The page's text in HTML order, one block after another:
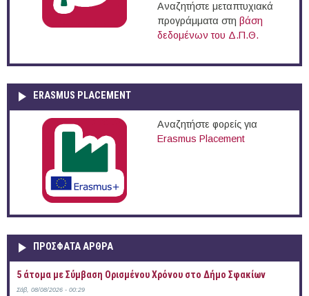
Αναζητήστε μεταπτυχιακά
προγράμματα στη βάση
δεδομένων του Δ.Π.Θ.
ERASMUS PLACEMENT
Αναζητήστε φορείς για
Erasmus Placement
ΠΡOΣΦΑΤΑ AΡΘΡΑ
5 άτομα με Σύμβαση Ορισμένου Χρόνου στο Δήμο Σφακίων
Σάβ, 08/08/2026 - 00:29